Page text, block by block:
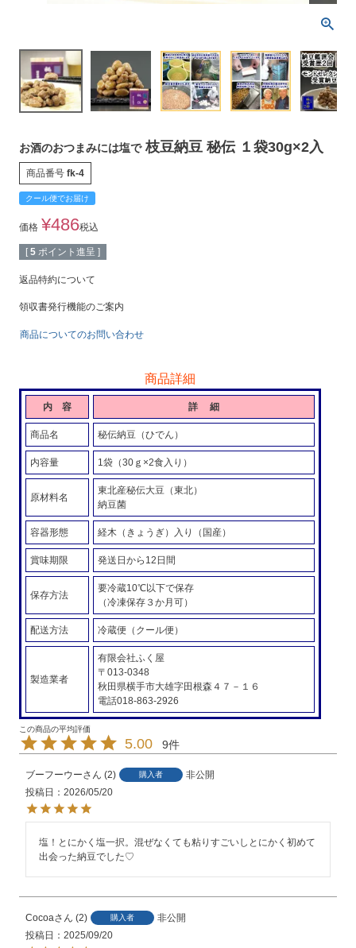
お酒のおつまみには塩で 枝豆納豆 秘伝 １袋30g×2入
商品番号 fk-4
クール便でお届け
価格 ¥486税込
[ 5 ポイント進呈 ]
返品特約について
領収書発行機能のご案内
商品についてのお問い合わせ
商品詳細
内 容 詳 細
商品名 秘伝納豆（ひでん）
内容量 1袋（30ｇ×2食入り）
原材料名
東北産秘伝大豆（東北）
納豆菌
容器形態 経木（きょうぎ）入り（国産）
賞味期限 発送日から12日間
保存方法
要冷蔵10℃以下で保存
（冷凍保存３か月可）
配送方法 冷蔵便（クール便）
製造業者
有限会社ふく屋
〒013-0348
秋田県横手市大雄字田根森４７－１６
電話018-863-2926
5.00 9
ブーフーウー 2 購入者
非公開
投稿日
2026/05/20
塩！とにかく塩一択。混ぜなくても粘りすごいしとにかく初めて
出会った納豆でした♡
Cocoa 2 購入者
非公開
投稿日
2025/09/20